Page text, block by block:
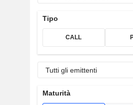
Tipo
CALL
Tutti gli emittenti
Maturità